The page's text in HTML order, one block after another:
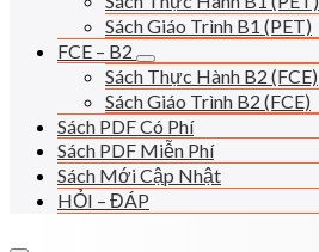
Sách Giáo Trình B1 (PET)
FCE – B2
Sách Thực Hành B2 (FCE)
Sách Giáo Trình B2 (FCE)
Sách PDF Có Phí
Sách PDF Miễn Phí
Sách Mới Cập Nhật
HỎI – ĐÁP